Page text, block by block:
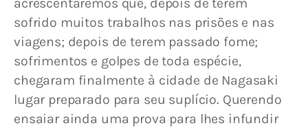
acrescentaremos que, depois de terem
sofrido muitos trabalhos nas prisões e nas
viagens; depois de terem passado fome;
sofrimentos e golpes de toda espécie,
chegaram finalmente à cidade de Nagasaki
lugar preparado para seu suplício. Querendo
ensaiar ainda uma prova para lhes infundir